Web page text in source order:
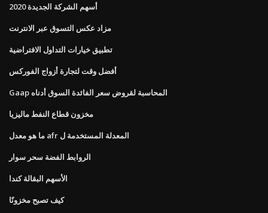
أسهم الشركة الجديدة 2020
مزاد عكس التسوق عبر الانترنت
تطبيق خيارات التداول الافتراضية
أفضل وقت لتجارة أزواج الفوركس
Gaap المحاسبة لقروض سعر الفائدة السوق أدناه
مخزون قطاع النفط ماليزيا
ما هو معدل afr المعدلة المستخدمة ل
الروابط الفضة سحر سوار
الأسهم البقالة كندا
كيف تصبح مخزونًا